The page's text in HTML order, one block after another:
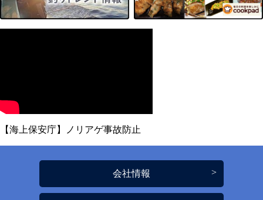
【海上保安庁】ノリアゲ事故防止
会社情報